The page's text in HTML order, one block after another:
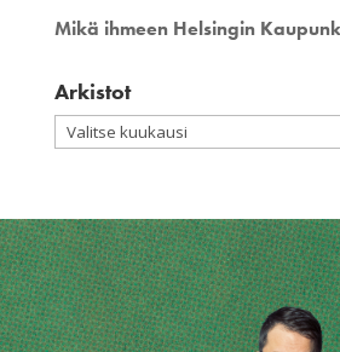
Mikä ihmeen Helsingin
Arkistot
Arkistot